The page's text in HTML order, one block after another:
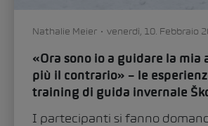
Nathalie Meier venerdì, 10. Febbraio
«Ora sono io a guidare la mia
più il contrario» – le
training di guida invernale
I partecipanti si fanno